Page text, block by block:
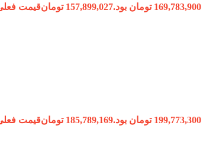
157,899,027 تومانقیمت فعلی 157,899,027
185,789,169 تومانقیمت فعلی 185,789,169